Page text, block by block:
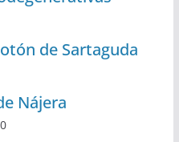
de Sartaguda
Nájera